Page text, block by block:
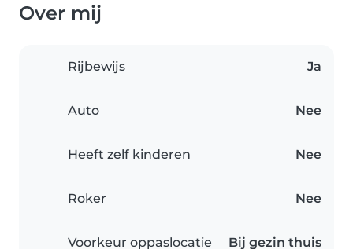
Over mij
Rijbewijs Ja
Auto Nee
Heeft zelf kinderen Nee
Roker Nee
Voorkeur oppaslocatie Bij gezin thuis